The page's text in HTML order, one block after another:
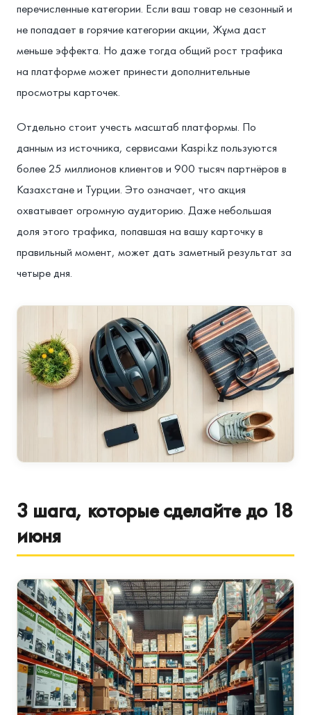
перечисленные категории. Если ваш товар не сезонный и
не попадает в горячие категории акции, Жұма даст
меньше эффекта. Но даже тогда общий рост трафика
на платформе может принести дополнительные
просмотры карточек.
Отдельно стоит учесть масштаб платформы. По
данным из источника, сервисами Kaspi.kz пользуются
более 25 миллионов клиентов и 900 тысяч партнёров в
Казахстане и Турции. Это означает, что акция
охватывает огромную аудиторию. Даже небольшая
доля этого трафика, попавшая на вашу карточку в
правильный момент, может дать заметный результат за
четыре дня.
3 шага, которые сделайте до 18
июня